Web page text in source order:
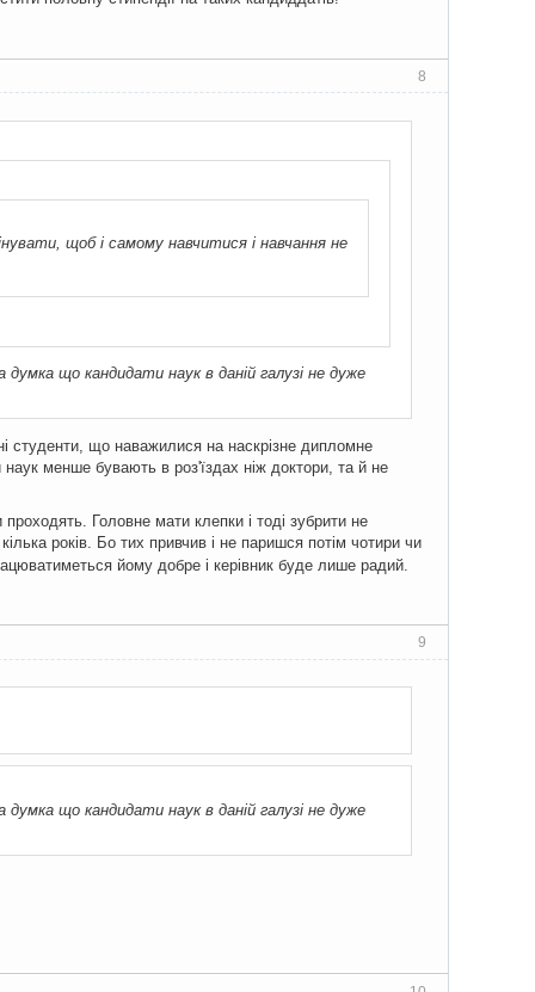
8
щоб і самому навчитися і навчання не
думка що кандидати наук в даній галузі не дуже
студенти, що наважилися на наскрізне дипломне
наук менше бувають в роз'їздах ніж доктори, та й не
Головне мати клепки і тоді зубрити не
років. Бо тих привчив і не паришся потім чотири чи
йому добре і керівник буде лише радий.
9
думка що кандидати наук в даній галузі не дуже